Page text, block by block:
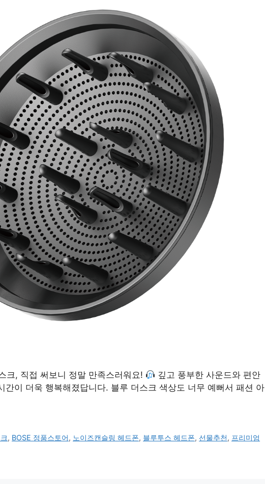
크, 직접 써보니 정말 만족스러워요!
깊고 풍부한 사운드와 편안
간이 더욱 행복해졌답니다. 블루 더스크 색상도 너무 예뻐서 패션 아
, BOSE 정품스토어, 노이즈캔슬링 헤드폰, 블루투스 헤드폰,선물추천, 프리미엄